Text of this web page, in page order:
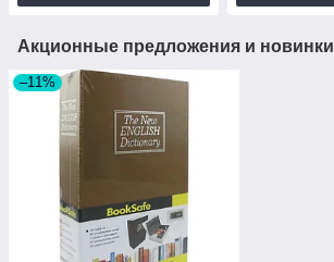
Акционные предложения и новинки
–11%